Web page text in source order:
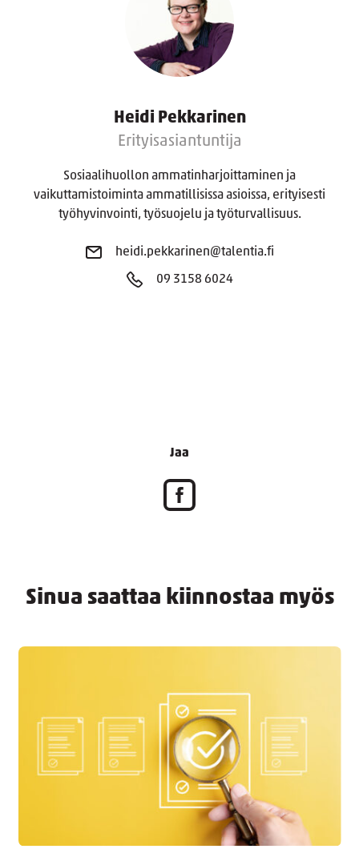
Heidi Pekkarinen
Erityisasiantuntija
Sosiaalihuollon ammatinharjoittaminen ja
vaikuttamistoiminta ammatillisissa asioissa, erityisesti
työhyvinvointi, työsuojelu ja työturvallisuus.
heidi.pekkarinen@talentia.fi
09 3158 6024
Jaa
Sinua saattaa kiinnostaa myös